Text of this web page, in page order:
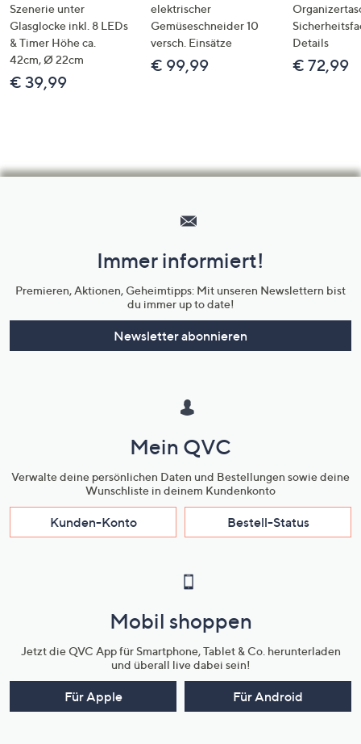
Szenerie unter
Glasglocke inkl. 8 LEDs
& Timer Höhe ca.
42cm, Ø 22cm
€ 39,99
elektrischer
Gemüseschneider 10
versch. Einsätze
€ 99,99
Details
€ 72,99
Unternehmensinformationen
Immer informiert!
Premieren, Aktionen, Geheimtipps: Mit unseren Newslettern bist
du immer up to date!
Newsletter abonnieren
Mein QVC
Verwalte deine persönlichen Daten und Bestellungen sowie deine
Wunschliste in deinem Kundenkonto
Kunden-Konto Bestell-Status
Mobil shoppen
Jetzt die QVC App für Smartphone, Tablet & Co. herunterladen
und überall live dabei sein!
Für Apple Für Android